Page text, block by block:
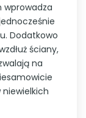
wprowadza
Dodatkowo
ściany,
na
niewielkich